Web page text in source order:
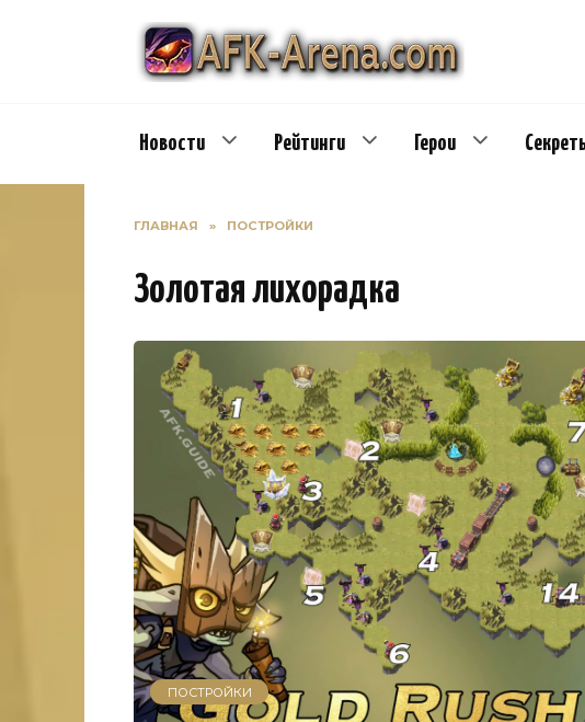
Новости Рейтинги Герои
ГЛАВНАЯ » ПОСТРОЙКИ
Золотая лихорадка
ПОСТРОЙКИ